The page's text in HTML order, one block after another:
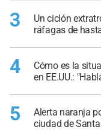
3
Un ciclón
ráfagas de
4
Cómo es la
en EE.UU.:
5
Alerta naranja
ciudad de